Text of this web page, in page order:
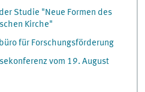
Studie "Neue Formen des
Kirche"
für Forschungsförderung
vom 19. August